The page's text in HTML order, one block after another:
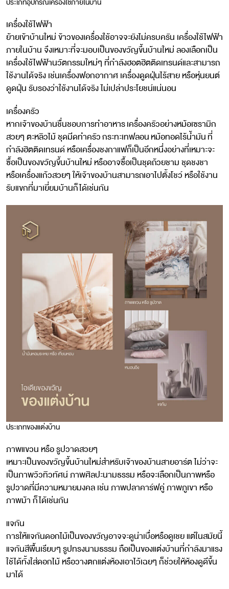
เครื่องใช้ไฟฟ้า
ย้ายเข้าบ้านใหม่ ข้าวของเครื่องใช้อาจจะยังไม่ครบครัน เครื่องใช้ไฟฟ้า
ภายในบ้าน จึงเหมาะที่จะมอบเป็นของขวัญขึ้นบ้านใหม่ ลองเลือกเป็น
เครื่องใช้ไฟฟ้านวัตกรรมใหม่ๆ ที่กำลังฮอตฮิตติดเทรนด์และสามารถ
ใช้งานได้จริง เช่นเครื่องฟอกอากาศ เครื่องดูดฝุ่นไร้สาย หรือหุ่นยนต์
ดูดฝุ่น รับรองว่าใช้งานได้จริง ไม่เปล่าประโยชน์แน่นอน
เครื่องครัว
หากเจ้าของบ้านชื่นชอบการทำอาหาร เครื่องครัวอย่างหม้อเซรามิก
สวยๆ ตะหลิวไม้ ชุดมีดทำครัว กระทะเทฟลอน หม้อทอดไร้น้ำมัน ที่
กำลังฮิตติดเทรนด์ หรือเครื่องชงกาแฟก็เป็นอีกหนึ่งอย่างที่เหมาะจะ
ซื้อเป็นของขวัญขึ้นบ้านใหม่ หรืออาจซื้อเป็นชุดถ้วยชาม ชุดชงชา
หรือเครื่องแก้วสวยๆ ให้เจ้าของบ้านสามารถเอาไปตั้งโชว์ หรือใช้งาน
รับแขกที่มาเยี่ยมบ้านก็ได้เช่นกัน
ประเภทของแต่งบ้าน
ภาพแขวน หรือ รูปวาดสวยๆ
เหมาะเป็นของขวัญขึ้นบ้านใหม่สำหรับเจ้าของบ้านสายอาร์ต ไม่ว่าจะ
เป็นภาพวิวทิวทัศน์ ภาพศิลปะนามธรรม หรือจะเลือกเป็นภาพหรือ
รูปวาดที่มีความหมายมงคล เช่น ภาพปลาคาร์ฟคู่ ภาพภูเขา หรือ
ภาพม้า ก็ได้เช่นกัน
แจกัน
การให้แจกันดอกไม้เป็นของขวัญอาจจะดูน่าเบื่อหรือดูเชย แต่ในสมัยนี้
แจกันสีพื้นเรียบๆ รูปทรงนามธรรม ถือเป็นของแต่งบ้านที่กำลังมาแรง
ใช้ได้ทั้งใส่ดอกไม้ หรือวางตกแต่งห้องเอาไว้เฉยๆ ก็ช่วยให้ห้องดูดีขึ้น
มาได้